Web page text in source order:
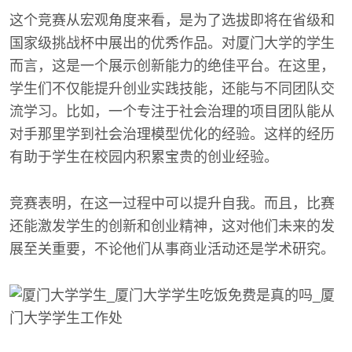
这个竞赛从宏观角度来看，是为了选拔即将在省级和
国家级挑战杯中展出的优秀作品。对厦门大学的学生
而言，这是一个展示创新能力的绝佳平台。在这里，
学生们不仅能提升创业实践技能，还能与不同团队交
流学习。比如，一个专注于社会治理的项目团队能从
对手那里学到社会治理模型优化的经验。这样的经历
有助于学生在校园内积累宝贵的创业经验。
竞赛表明，在这一过程中可以提升自我。而且，比赛
还能激发学生的创新和创业精神，这对他们未来的发
展至关重要，不论他们从事商业活动还是学术研究。